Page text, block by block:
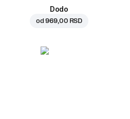
Dodo
od969,00 RSD